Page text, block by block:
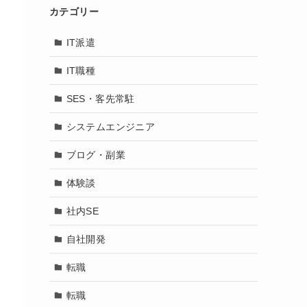
カテゴリー
IT派遣
IT職種
SES・客先常駐
システムエンジニア
ブログ・副業
体験談
社内SE
自社開発
転職
転職